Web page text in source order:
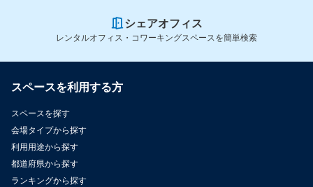
シェアオフィス
レンタルオフィス・コワーキングスペースを簡単検索
スペースを利用する方
スペースを探す
会場タイプから探す
利用用途から探す
都道府県から探す
ランキングから探す